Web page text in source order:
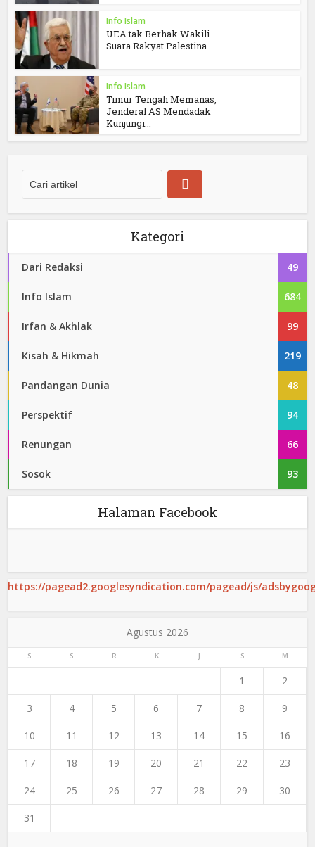
Info Islam
UEA tak Berhak Wakili
Suara Rakyat Palestina
Info Islam
Timur Tengah Memanas,
Jenderal AS Mendadak
Kunjungi...
Kategori
Dari Redaksi 49
Info Islam 684
Irfan & Akhlak 99
Kisah & Hikmah 219
Pandangan Dunia 48
Perspektif 94
Renungan 66
Sosok 93
Halaman Facebook
https://pagead2.googlesyndication.com/pagead/js/
Agustus 2026
S S R K J S M
1 2
3 4 5 6 7 8 9
10 11 12 13 14 15 16
17 18 19 20 21 22 23
24 25 26 27 28 29 30
31